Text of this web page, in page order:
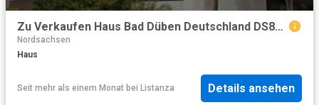
Zu Verkaufen Haus Bad Düben Deutschland DS86615425
Nordsachsen
Haus
Seit mehr als einem Monat bei Listanza Details ansehen